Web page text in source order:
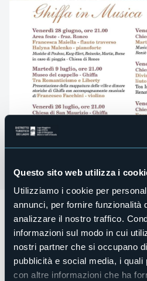
Questo sito web utilizza i
Utilizziamo i cookie per
annunci, per fornire funzionalità
analizzare il nostro traffico.
informazioni sul modo in cui
nostri partner che si occupano
pubblicità e social media, i quali
con altre informazioni che ha
Venerdì 6 settembre ore 21:00
Maurizio di Ghiffanell'ambito
Musica 2024concerto dell'
Michele Favaro -flauto
Goidanich - violoncello barocco,
clavicembalo.